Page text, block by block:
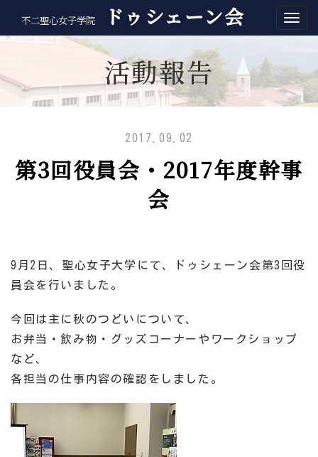
不二聖心女子学院 ドゥシェーン会
活動報告
2017.09.02
第3回役員会・2017年度幹事
会
9月2日、聖心女子大学にて、ドゥシェーン会第3回役
員会を行いました。
今回は主に秋のつどいについて、
お弁当・飲み物・グッズコーナーやワークショップ
など、
各担当の仕事内容の確認をしました。